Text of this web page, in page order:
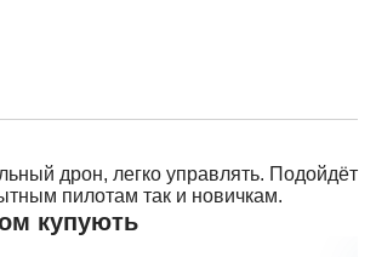
дрон, легко управлять. Подойдёт
пилотам так и новичкам.
купують